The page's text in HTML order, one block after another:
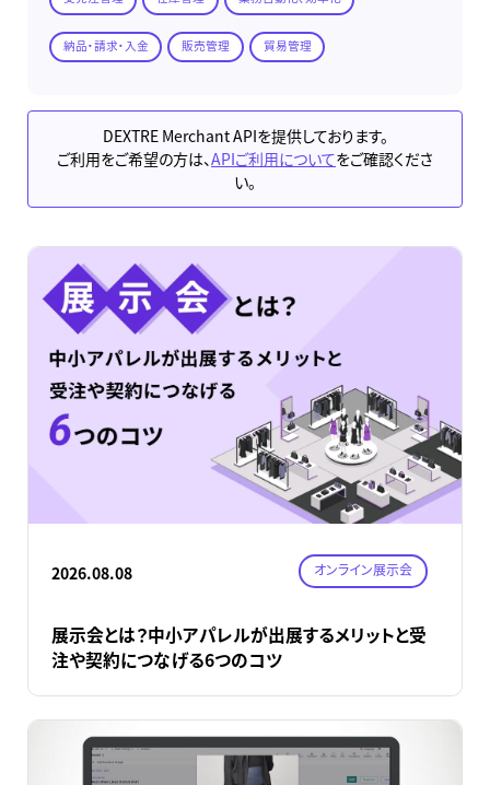
納品・請求・入金 販売管理 貿易管理
DEXTRE Merchant APIを提供しております。
ご利用をご希望の方は、APIご利用についてをご確認くださ
い。
2026.08.08 オンライン展示会
展示会とは？中小アパレルが出展するメリットと受
注や契約につなげる6つのコツ